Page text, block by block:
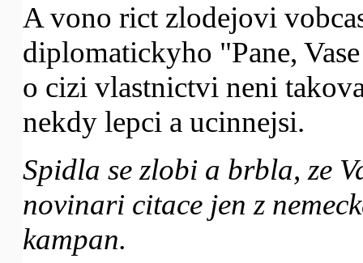
A vono rict zlodejovi
diplomatickyho "Pane,
o cizi vlastnictvi neni
nekdy lepci a ucinnejsi.
Spidla se zlobi a brbla, ze
novinari citace jen z
kampan.